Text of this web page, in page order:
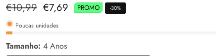
Preço
normal
€10,99 Preço
venda
€7,69 PROMO -30%
Poucas unidades
Tamanho: 4 Anos